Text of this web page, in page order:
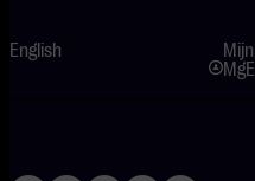
English
Mijn
MgE